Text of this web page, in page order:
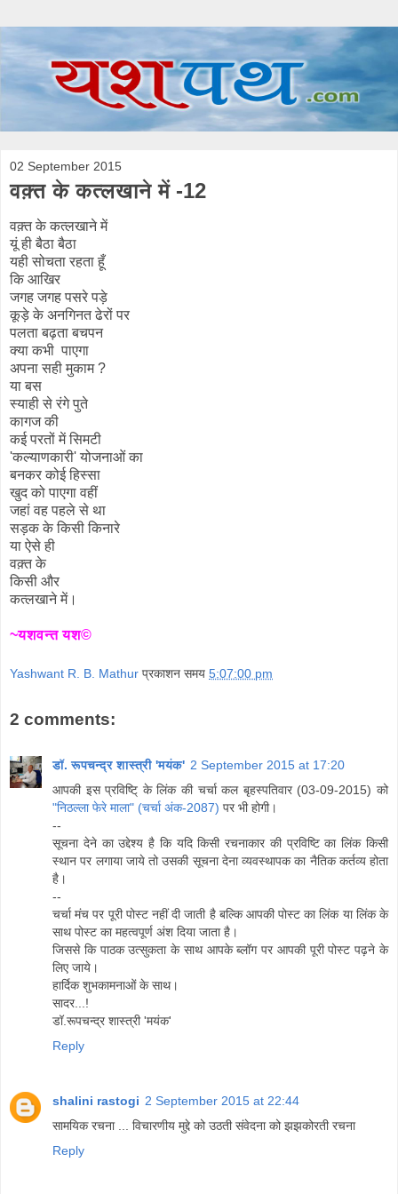
02 September 2015
वक़्त के कत्लखाने में -12
वक़्त के कत्लखाने में
यूं ही बैठा बैठा
यही सोचता रहता हूँ
कि आखिर
जगह जगह पसरे पड़े
कूड़े के अनगिनत ढेरों पर
पलता बढ़ता बचपन
क्या कभी पाएगा
अपना सही मुकाम ?
या बस
स्याही से रंगे पुते
कागज की
कई परतों में सिमटी
'कल्याणकारी' योजनाओं का
बनकर कोई हिस्सा
खुद को पाएगा वहीं
जहां वह पहले से था
सड़क के किसी किनारे
या ऐसे ही
वक़्त के
किसी और
कत्लखाने में।
~यशवन्त यश©
Yashwant R. B. Mathur प्रकाशन समय 5:07:00 pm
2 comments:
डॉ. रूपचन्द्र शास्त्री 'मयंक' 2 September 2015 at 17:20
आपकी इस प्रविष्टि् के लिंक की चर्चा कल बृहस्पतिवार (03-09-2015) को
"निठल्ला फेरे माला" (चर्चा अंक-2087) पर भी होगी।
--
सूचना देने का उद्देश्य है कि यदि किसी रचनाकार की प्रविष्टि का लिंक किसी
स्थान पर लगाया जाये तो उसकी सूचना देना व्यवस्थापक का नैतिक कर्तव्य होता
है।
--
चर्चा मंच पर पूरी पोस्ट नहीं दी जाती है बल्कि आपकी पोस्ट का लिंक या लिंक के
साथ पोस्ट का महत्वपूर्ण अंश दिया जाता है।
जिससे कि पाठक उत्सुकता के साथ आपके ब्लॉग पर आपकी पूरी पोस्ट पढ़ने के
लिए जाये।
हार्दिक शुभकामनाओं के साथ।
सादर...!
डॉ.रूपचन्द्र शास्त्री 'मयंक'
Reply
shalini rastogi 2 September 2015 at 22:44
सामयिक रचना ... विचारणीय मुद्दे को उठती संवेदना को झझकोरती रचना
Reply